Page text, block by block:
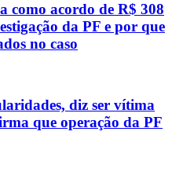
como acordo de R$ 308
da PF e por que
no caso
diz ser vítima
que operação da PF